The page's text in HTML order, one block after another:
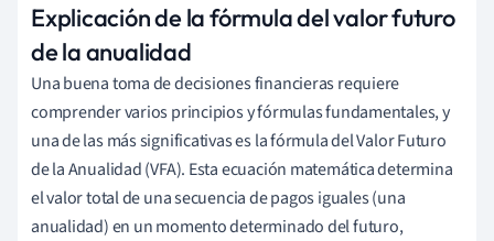
Explicación de la fórmula del valor futuro
de la anualidad
Una buena toma de decisiones financieras requiere
comprender varios principios y fórmulas fundamentales, y
una de las más significativas es la fórmula del Valor Futuro
de la Anualidad (VFA). Esta ecuación matemática determina
el valor total de una secuencia de pagos iguales (una
anualidad) en un momento determinado del futuro,